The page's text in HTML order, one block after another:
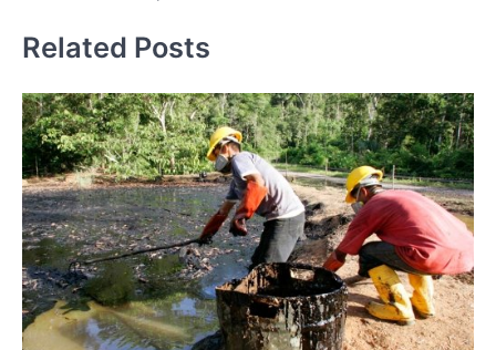
l’article
Related Posts